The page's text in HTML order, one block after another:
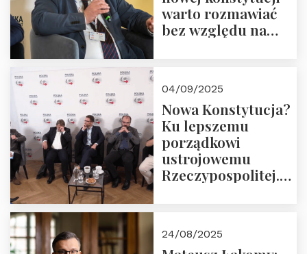
warto rozmawiać
bez względu na
04/09/2025
Nowa Konstytucja?
Ku lepszemu
porządkowi
ustrojowemu
Rzeczypospolitej.
24/08/2025